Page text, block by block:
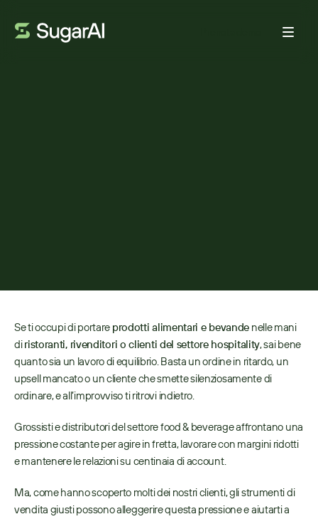
Se ti occupi di portare prodotti alimentari e bevande nelle mani
di ristoranti, rivenditori o clienti del settore hospitality, sai bene
quanto sia un lavoro di equilibrio. Basta un ordine in ritardo, un
upsell mancato o un cliente che smette silenziosamente di
ordinare, e all’improvviso ti ritrovi indietro.
Grossisti e distributori del settore food & beverage affrontano una
pressione costante per agire in fretta, lavorare con margini ridotti
e mantenere le relazioni su centinaia di account.
Ma, come hanno scoperto molti dei nostri clienti, gli strumenti di
vendita giusti possono alleggerire questa pressione e aiutarti a